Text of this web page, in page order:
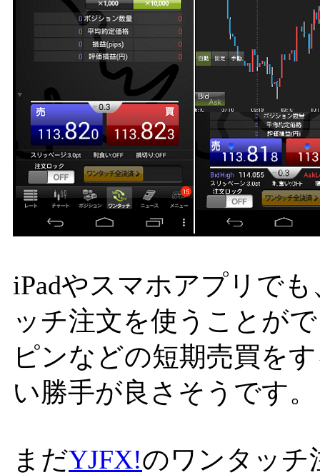
iPadやスマホアプリで
ッチ注文を使うことが
ピンなどの短期売買を
い勝手が良さそうです。
まだYJFX!のワンタッチ